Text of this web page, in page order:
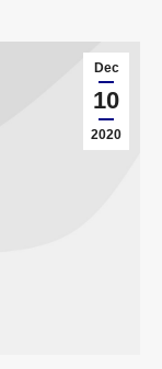
Dec
10
2020